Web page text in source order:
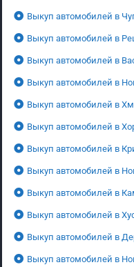
Выкуп автомобилей в
Выкуп автомобилей в
Выкуп автомобилей в
Выкуп автомобилей в
Выкуп автомобилей в
Выкуп автомобилей в
Выкуп автомобилей в
Выкуп автомобилей в
Выкуп автомобилей в
Выкуп автомобилей в
Выкуп автомобилей в
Выкуп автомобилей в